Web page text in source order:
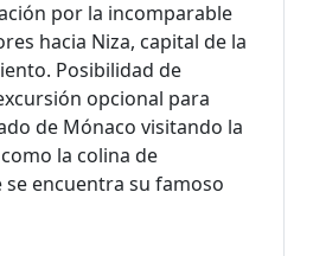
por la incomparable
hacia Niza, capital de la
Posibilidad de
opcional para
de Mónaco visitando la
la colina de
encuentra su famoso